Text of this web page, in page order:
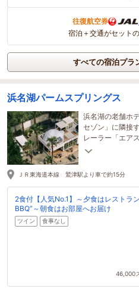
往復航空券
宿泊＋交通がセット
すべての宿泊プラ
浜名湖パームスプリングス
浜名湖の老舗ホ
セゾン」に隣接
レーラー「エア
テル。共有スペ
ＪＲ東海道本線 鷲津駅より車で約15分
2食付【人気No.1】～夕食はレストラ
BBQ”～朝食はお部屋へお届け
ツイン 食事なし
46,000